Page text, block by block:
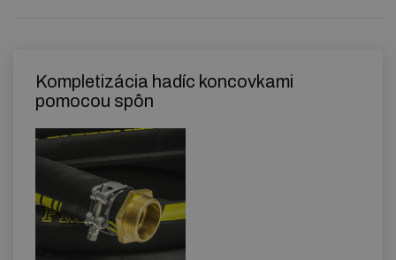
Kompletizácia hadíc koncovkami
pomocou spôn